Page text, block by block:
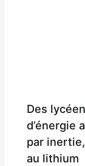
Des
d’énergie
par
au lithium